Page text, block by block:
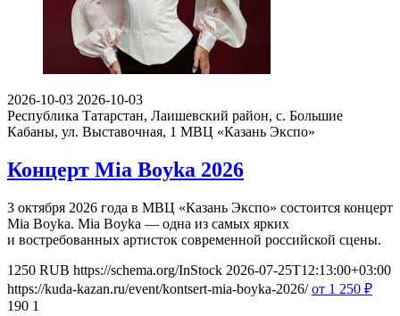
2026-10-03 2026-10-03
Республика Татарстан, Лаишевский район, с. Большие
Кабаны, ул. Выставочная, 1 МВЦ «Казань Экспо»
Концерт Mia Boyka 2026
3 октября 2026 года в МВЦ «Казань Экспо» состоится концерт
Mia Boyka. Mia Boyka — одна из самых ярких
и востребованных артисток современной российской сцены.
1250 RUB https://schema.org/InStock 2026-07-25T12:13:00+03:00
https://kuda-kazan.ru/event/kontsert-mia-boyka-2026/ от 1 250 ₽
190 1